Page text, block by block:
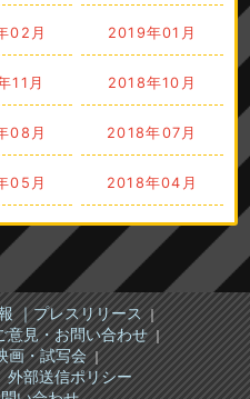
02月 2019年01月
11月 2018年10月
08月 2018年07月
05月 2018年04月
｜プレスリリース｜
意見・お問い合わせ｜
画・試写会｜
外部送信ポリシー